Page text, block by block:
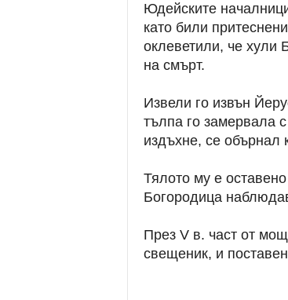
Юдейските
като били
оклеветили, че хули
на смърт.
Извели го извън
тълпа го замервала
издъхне, се обърнал
Тялото му е
Богородица
През V в. част от
свещеник, и